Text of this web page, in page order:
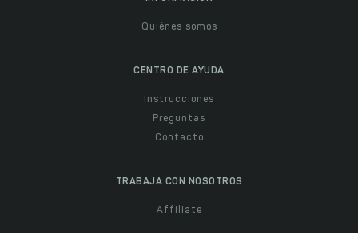
Quiénes somos
CENTRO DE AYUDA
Instrucciones
Preguntas
Contacto
TRABAJA CON NOSOTROS
Affiliate